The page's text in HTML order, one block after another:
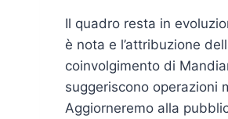
Il quadro resta in
è nota e l’attribuzione
coinvolgimento di
suggeriscono operazioni
Aggiorneremo alla